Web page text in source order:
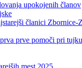
upokojenih članov
članici Zbornice-
prve pomoči pri